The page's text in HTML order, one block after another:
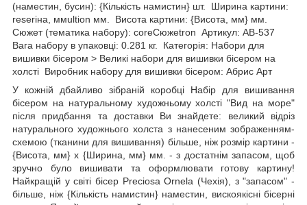
(наместин, бусин): {Кількість намистин} шт. Ширина картини:
reseriна, ммultion мм. Висота картини: {Висота, мм} мм.
Сюжет (тематика набору): coreСюжеtron Артикул: AB-537
Вага набору в упаковці: 0.281 кг. Категорія: Набори для
вишивки бісером > Великі набори для вишивки бісером на
холсті Виробник набору для вишивки бісером: Абрис Арт
У кожній дбайливо зібраній коробці Набір для вишивання
бісером на натуральному художньому холсті "Вид на море"
після придбання та доставки Ви знайдете: великий відріз
натурального художнього холста з нанесеним зображенням-
схемою (тканини для вишивання) більше, ніж розмір картини -
{Висота, мм} х {Ширина, мм} мм. - з достатнім запасом, щоб
зручно було вишивати та оформлювати готову картину!
Найкращій у світі бісер Preciosa Ornela (Чехія), з "запасом" -
більше, ніж {Кількість намистин} наместин, вискоякісні бісерні